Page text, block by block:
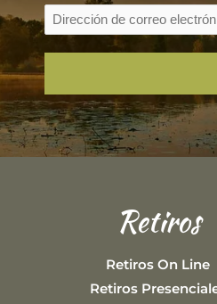
Retiros
Retiros On Line
Retiros